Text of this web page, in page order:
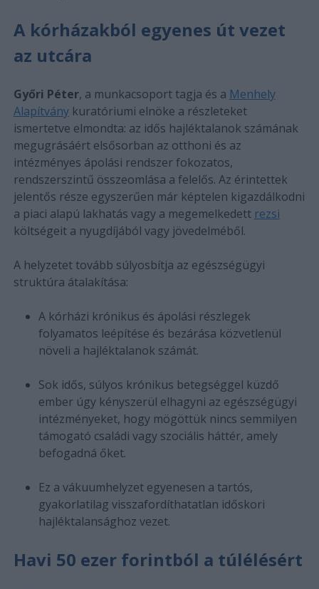
A kórházakból egyenes út vezet
az utcára
Győri Péter, a munkacsoport tagja és a Menhely
Alapítványkuratóriumi elnöke a részleteket
ismertetve elmondta: az idős hajléktalanok számának
megugrásáért elsősorban az otthoni és az
intézményes ápolási rendszer fokozatos,
rendszerszintű összeomlása a felelős. Az érintettek
jelentős része egyszerűen már képtelen kigazdálkodni
a piaci alapú lakhatás vagy a megemelkedett rezsi
költségeit a nyugdíjából vagy jövedelméből.
A helyzetet tovább súlyosbítja az egészségügyi
struktúra átalakítása:
A kórházi krónikus és ápolási részlegek
folyamatos leépítése és bezárása közvetlenül
növeli a hajléktalanok számát.
Sok idős, súlyos krónikus betegséggel küzdő
ember úgy kényszerül elhagyni az egészségügyi
intézményeket, hogy mögöttük nincs semmilyen
támogató családi vagy szociális háttér, amely
befogadná őket.
Ez a vákuumhelyzet egyenesen a tartós,
gyakorlatilag visszafordíthatatlan időskori
hajléktalansághoz vezet.
Havi 50 ezer forintból a túlélésért